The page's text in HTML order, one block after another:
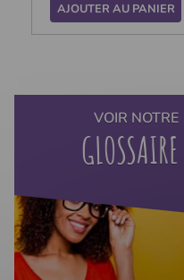
AJOUTER AU PANIER
VOIR NOTRE
GLOSSAIRE